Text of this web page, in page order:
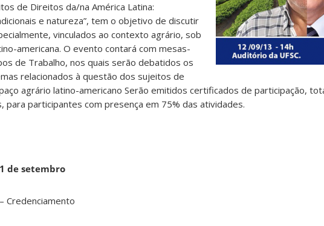
de Direitos da/na América Latina:
e natureza”, tem o objetivo de discutir
vinculados ao contexto agrário, sob
americana. O evento contará com mesas-
de Trabalho, nos quais serão debatidos os
relacionados à questão dos sujeitos de
agrário latino-americano Serão emitidos certificados de participação,
para participantes com presença em 75% das atividades.
de setembro
Credenciamento